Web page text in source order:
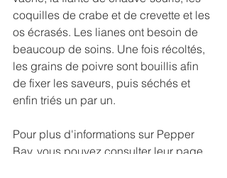
coquilles de crabe et de crevette et les
os écrasés. Les lianes ont besoin de
beaucoup de soins. Une fois récoltés,
les grains de poivre sont bouillis afin
de fixer les saveurs, puis séchés et
enfin triés un par un.
Pour plus d'informations sur Pepper
Bay, vous pouvez consulter leur page